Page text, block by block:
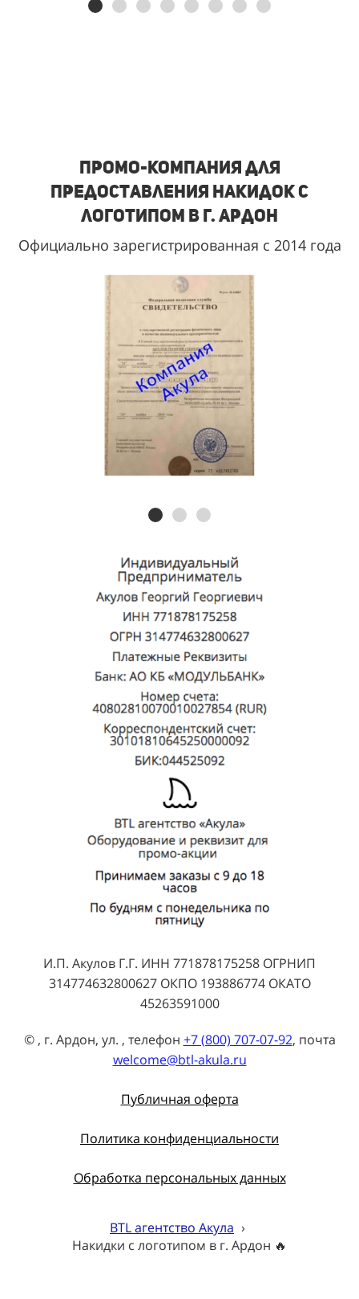
Промо-компания для
предоставления накидок с
логотипом в г. Ардон
Официально зарегистрированная с 2014 года
И.П. Акулов Г.Г. ИНН 771878175258 ОГРНИП
314774632800627 ОКПО 193886774 ОКАТО
45263591000
© , г. Ардон, ул. , телефон +7 (800) 707-07-92, почта
welcome@btl-akula.ru
Публичная оферта
Политика конфиденциальности
Обработка персональных данных
BTL агентство Акула ›
Накидки с логотипом в г. Ардон 🔥